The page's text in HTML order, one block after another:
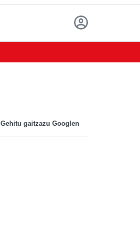
Gehitu gaitzazu Googlen